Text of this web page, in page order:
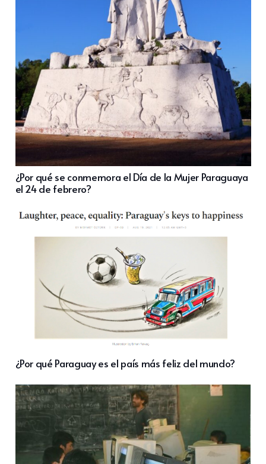
¿Por qué se conmemora el Día de la Mujer Paraguaya
el 24 de febrero?
¿Por qué Paraguay es el país más feliz del mundo?